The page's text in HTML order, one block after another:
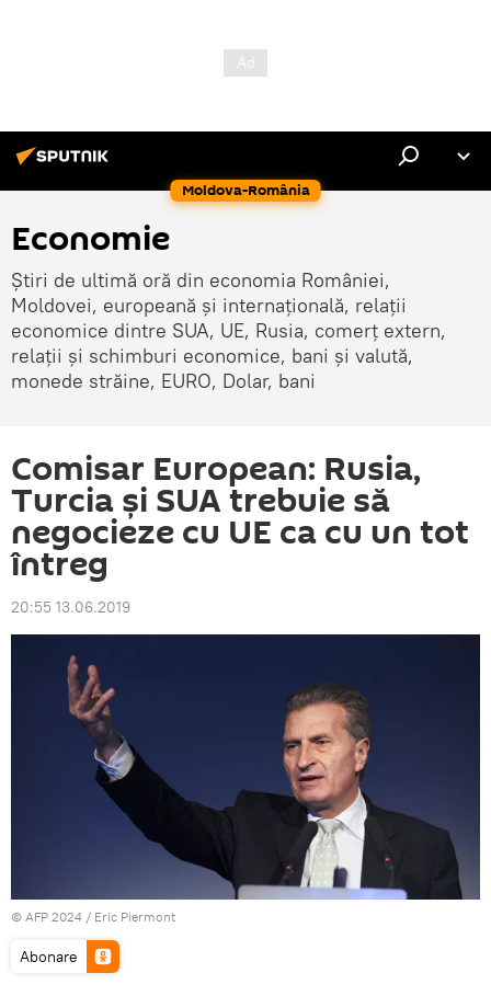
Moldova-România
Economie
Știri de ultimă oră din economia României,
Moldovei, europeană și internațională, relații
economice dintre SUA, UE, Rusia, comerț extern,
relații și schimburi economice, bani și valută,
monede străine, EURO, Dolar, bani
Comisar European: Rusia,
Turcia și SUA trebuie să
negocieze cu UE ca cu un tot
întreg
20:55 13.06.2019
© AFP 2024 / Eric Piermont
Abonare